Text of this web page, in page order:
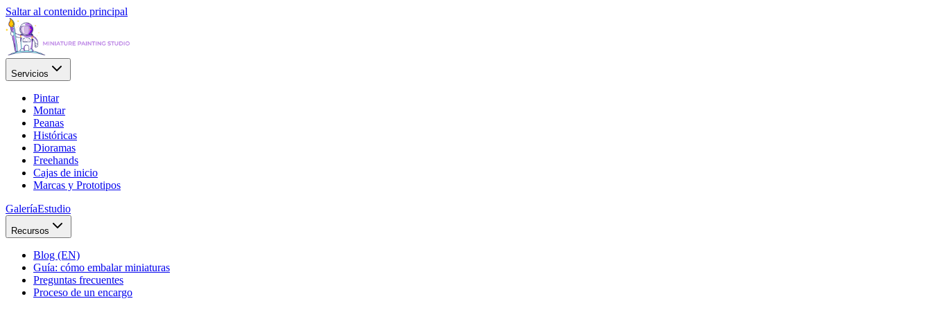
Saltar al contenido principal
Servicios
Pintar
Montar
Peanas
Históricas
Dioramas
Freehands
Cajas de inicio
Marcas y Prototipos
GaleríaEstudio
Recursos
Blog (EN)
Guía: cómo embalar miniaturas
Preguntas frecuentes
Proceso de un encargo